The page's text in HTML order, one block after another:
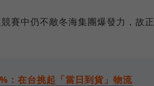
賽中仍不敵冬海集團爆發力，故正
：在台挑起「當日到貨」物流